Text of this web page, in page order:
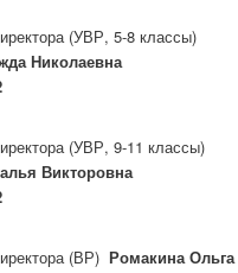
(УВР, 5-8 классы)
Николаевна
(УВР, 9-11 классы)
Викторовна
(ВР) Ромакина Ольга